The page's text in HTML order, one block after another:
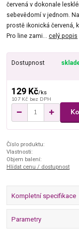
červená v dokonale
sebevědomí v jednom.
prostě ikonická červená,
Pro line zami...celý popis
Dostupnost
129 Kč/ks
107 Kč bez DPH
Číslo produktu:
Vlastnosti:
Objem balení:
Hlídat cenu / dostupnost
Kompletní specifikace
Parametry